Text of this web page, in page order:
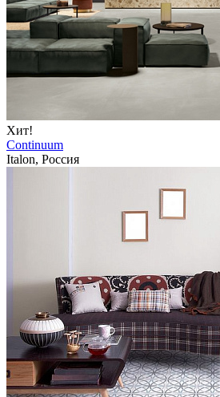
Хит!
Continuum
Italon, Россия